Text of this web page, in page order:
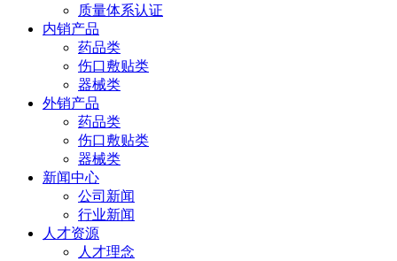
质量体系认证
内销产品
药品类
伤口敷贴类
器械类
外销产品
药品类
伤口敷贴类
器械类
新闻中心
公司新闻
行业新闻
人才资源
人才理念